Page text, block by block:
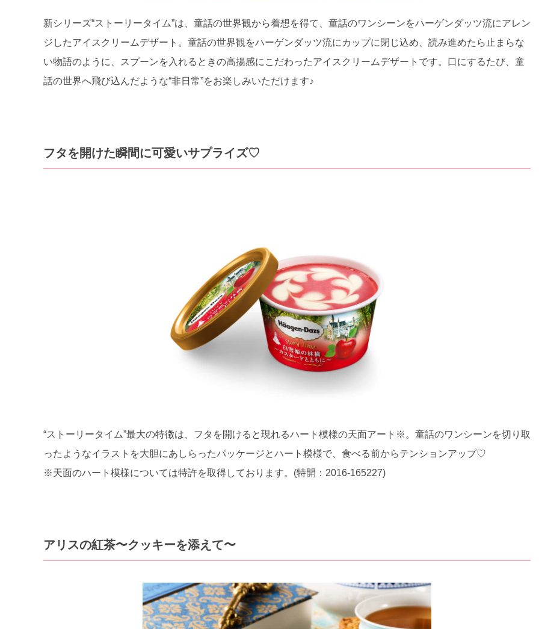
新シリーズ“ストーリータイム”は、童話の世界観から着想を得て、童話のワンシーンをハーゲンダッツ流にアレン
ジしたアイスクリームデザート。童話の世界観をハーゲンダッツ流にカップに閉じ込め、読み進めたら止まらな
い物語のように、スプーンを入れるときの高揚感にこだわったアイスクリームデザートです。口にするたび、童
話の世界へ飛び込んだような“非日常”をお楽しみいただけます♪
フタを開けた瞬間に可愛いサプライズ♡
“ストーリータイム”最大の特徴は、フタを開けると現れるハート模様の天面アート※。童話のワンシーンを切り取
ったようなイラストを大胆にあしらったパッケージとハート模様で、食べる前からテンションアップ♡
※天面のハート模様については特許を取得しております。(特開：2016-165227)
アリスの紅茶〜クッキーを添えて〜